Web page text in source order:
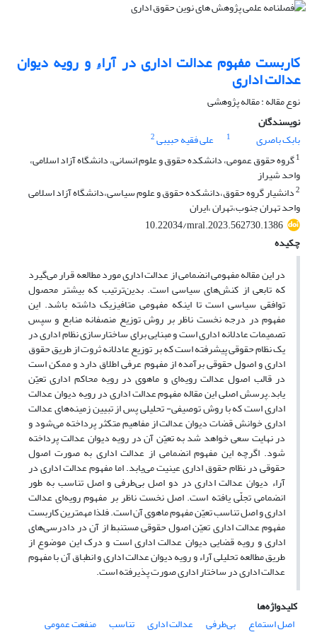
کاربست مفهوم عدالت اداری در آراءِ و رویه دیوان
عدالت اداری
نوع مقاله : مقاله پژوهشی
نویسندگان
بابک باصری
1 علی فقیه حبیبی2
1گروه حقوق عمومی، دانشکده حقوق و علوم انسانی، دانشگاه آزاد اسلامی،
واحد شیراز
2دانشیار گروه حقوق،دانشکده حقوق و علوم سیاسی،دانشگاه آزاد اسلامی
واحد تهران جنوب،تهران ،ایران
10.22034/mral.2023.562730.1386
چکیده
در این مقاله مفهومی انضمامی از عدالت اداری مورد مطالعه قرار می‌گیرد
که تابعی از کنش‌های سیاسی است. بدین‌ترتیب که بیشتر محصول
توافقی سیاسی است تا اینکه مفهومی متافیزیک داشته باشد. این
مفهوم در درجه نخست ناظر بر روش توزیع منصفانه منابع و سپس
تصمیمات عادلانه اداری است و مبنایی برای ساختارسازی نظام اداری در
یک نظام حقوقی پیشرفته است که بر توزیع عادلانه ثروت از طریق حقوق
اداری و اصول حقوقی برآمده از مفهوم عرفی اطلاق دارد و ممکن است
در قالب اصول عدالت رویه‌ای و ماهوی در رویه محاکم اداری تعیّن
‌یابد.پرسش اصلی این مقاله مفهوم عدالت اداری در رویه دیوان عدالت
اداری است که با روش توصیفی- تحلیلی پس از تبیین زمینه‌های عدالت
اداری خوانش قضات دیوان عدالت از مفاهیم متکثر پرداخته می‌شود و
در نهایت سعی خواهد شد به تعیّن آن در رویه دیوان عدالت پرداخته
شود. اگرچه این مفهوم انضمامی از عدالت اداری به صورت اصول
حقوقی در نظام حقوق اداری عینیت می‌یابد. اما مفهوم عدالت اداری در
آراء دیوان عدالت اداری در دو اصل بی‌طرفی و اصل تناسب به طور
انضمامی تجلّی یافته است. اصل نخست ناظر بر مفهوم رویه‌ای عدالت
اداری و اصل تناسب تعیّن مفهوم ماهوی آن است. فلذا مهمترین کاربست
مفهوم عدالت اداری تعیّن اصول حقوقی مستنبط از آن در دادرسی‌های
اداری و رویه قضایی دیوان عدالت اداری است و درک این موضوع از
طریق مطالعه تحلیلی آراء و رویه دیوان عدالت اداری و انطباق آن با مفهوم
عدالت اداری در ساختار اداری صورت پذیرفته است.
کلیدواژه‌ها
اصل استماع
بی‌طرفی عدالت اداری تناسب
منفعت عمومی